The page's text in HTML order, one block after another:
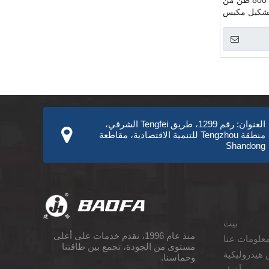
لتشكيل مكبس
العنوان: رقم 1299، طريق Tengfei الشرقي،
منطقة Tengzhou للتنمية الاقتصادية، مقاطعة
Shandong
منذ عام 1996، نقدم خدمات على أعلى
مستوى من الجودة، تجمع بين طاقتنا
وحماسنا.
بيت
معلومات عنا